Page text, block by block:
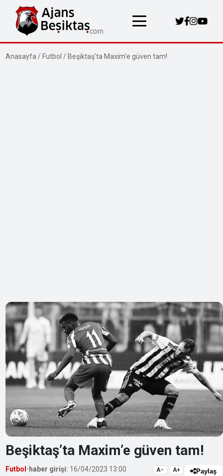
Anasayfa / Futbol / Beşiktaş’ta Maxim’e güven tam!
Beşiktaş’ta Maxim’e güven tam!
Futbol • haber girişi: 16/04/2023 13:00 A− A+ Paylaş